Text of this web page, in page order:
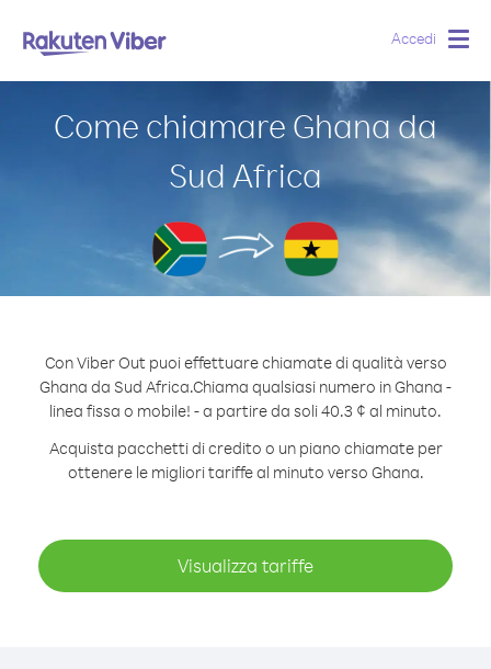
Accedi
Come chiamare Ghana da
Sud Africa
Con Viber Out puoi effettuare chiamate di qualità verso
Ghana da Sud Africa.Chiama qualsiasi numero in Ghana -
linea fissa o mobile! - a partire da soli 40.3 ¢ al minuto.
Acquista pacchetti di credito o un piano chiamate per
ottenere le migliori tariffe al minuto verso Ghana.
Visualizza tariffe